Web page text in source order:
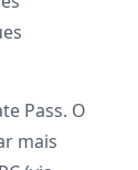
Pass. O
mais